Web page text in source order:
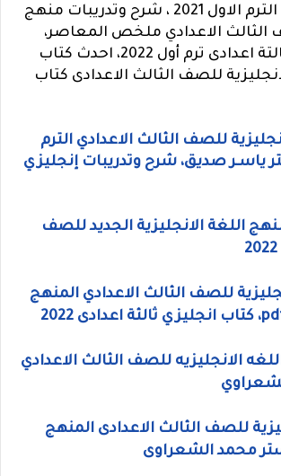
الثالث الاعدادى الترم الاول 2021 ، شرح وتدريبات منهج
الثالث الاعدادي ملخص المعاصر،
مقرر إنجليزي تالتة اعدادى ترم أول 2022، احدث كتاب
للصف الثالث الاعدادى كتاب
للصف الثالث الاعدادي الترم
2022 مستر ياسـر صديق، شرح وتدريبات إنجليزي
اللغة الانجليزية الجديد للصف
للصف الثالث الاعدادي المنهج
الانجليزيه للصف الثالث الاعدادي
للصف الثالث الاعدادى المنهج